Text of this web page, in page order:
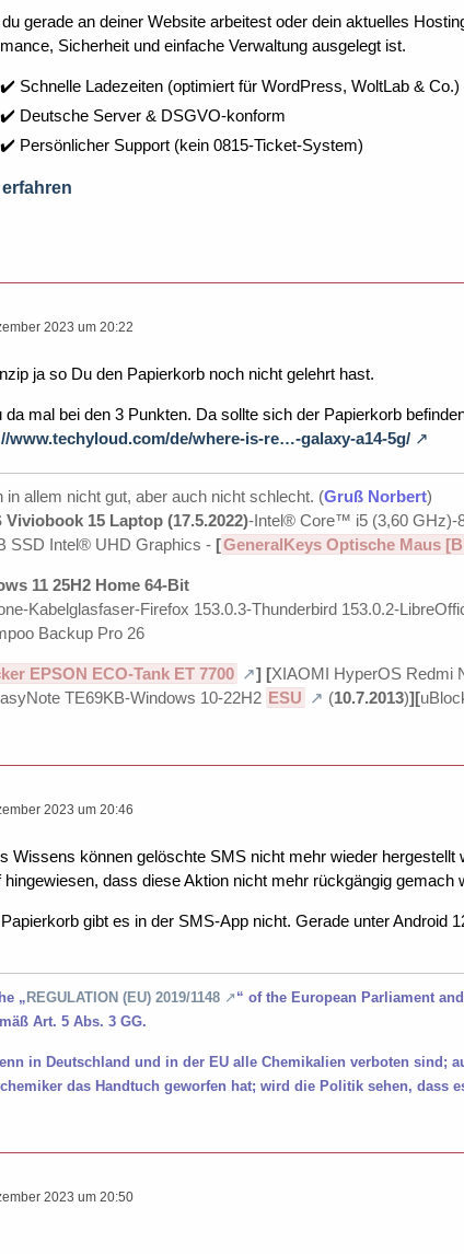
gerade an deiner Website arbeitest oder dein aktuelles
Sicherheit und einfache Verwaltung ausgelegt ist.
✔️ Schnelle Ladezeiten (optimiert für WordPress, WoltLab & Co.)
✔️ Deutsche Server & DSGVO-konform
✔️ Persönlicher Support (kein 0815-Ticket-System)
erfahren
2023 um 20:22
ja so Du den Papierkorb noch nicht gelehrt hast.
da mal bei den 3 Punkten. Da sollte sich der Papierkorb
www.techyloud.com/de/where-is-re…-galaxy-a14-5g/
in allem nicht gut, aber auch nicht schlecht. (Gruß Norbert)
Viviobook 15 Laptop (17.5.2022)-Intel® Core™ i5 (3,60 GHz)-
SSD Intel® UHD Graphics - [GeneralKeys Optische Maus
11 25H2 Home 64-Bit
Kabelglasfaser-Firefox 153.0.3-Thunderbird 153.0.2-
Backup Pro 26
EPSON ECO-Tank ET 7700 ] [XIAOMI HyperOS Redmi
TE69KB-Windows 10-22H2 ESU (10.7.2013)][
2023 um 20:46
Wissens können gelöschte SMS nicht mehr wieder
hingewiesen, dass diese Aktion nicht mehr rückgängig
gibt es in der SMS-App nicht. Gerade unter Android
„REGULATION (EU) 2019/1148
“ of the European Parliament
Art. 5 Abs. 3 GG.
in Deutschland und in der EU alle Chemikalien verboten sind;
das Handtuch geworfen hat; wird die Politik sehen, dass
2023 um 20:50